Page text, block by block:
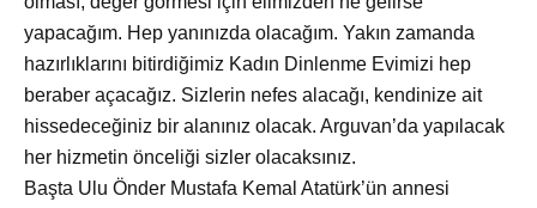
yapacağım. Hep yanınızda olacağım. Yakın zamanda
hazırlıklarını bitirdiğimiz Kadın Dinlenme Evimizi hep
beraber açacağız. Sizlerin nefes alacağı, kendinize ait
hissedeceğiniz bir alanınız olacak. Arguvan’da yapılacak
her hizmetin önceliği sizler olacaksınız.
Başta Ulu Önder Mustafa Kemal Atatürk’ün annesi